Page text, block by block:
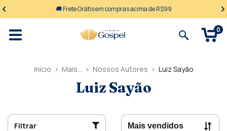
🚚 Frete Grátis em compras acima de R$99
0
Início > Mais... > Nossos Autores > Luiz Sayão
Luiz Sayão
Filtrar